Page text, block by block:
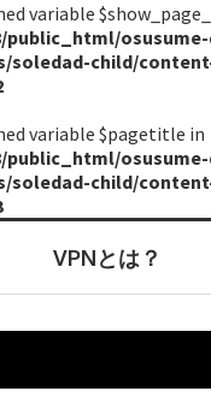
variable
public_html/
soledad-child/
variable $pagetitle in
public_html/
soledad-child/
VPNとは？